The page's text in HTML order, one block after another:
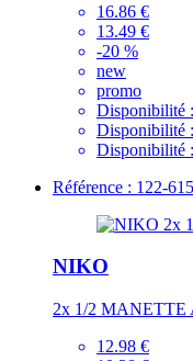
16.86 €
13.49 €
-20 %
new
promo
Disponibilité :
Disponibilité :
Disponibilité :
Référence : 122-
NIKO
2x 1/2
12.98 €